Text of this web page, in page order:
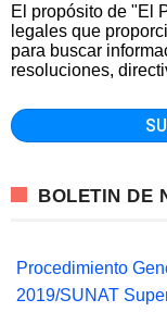
El propósito de "El
legales que
para buscar
resoluciones,
BOLETIN DE
Procedimiento
2019/SUNAT